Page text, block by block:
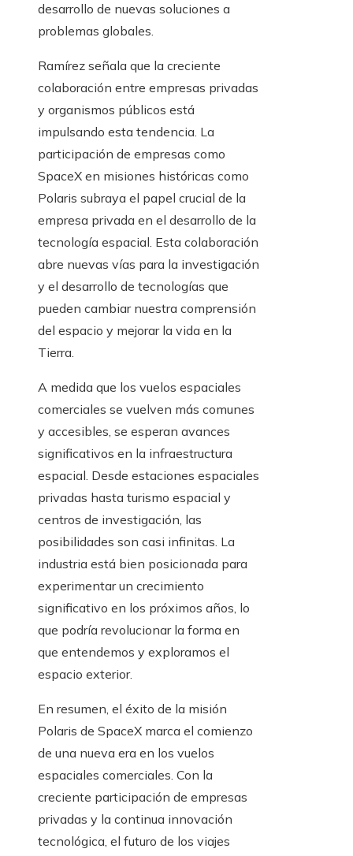
desarrollo de nuevas soluciones a
problemas globales.
Ramírez señala que la creciente
colaboración entre empresas privadas
y organismos públicos está
impulsando esta tendencia. La
participación de empresas como
SpaceX en misiones históricas como
Polaris subraya el papel crucial de la
empresa privada en el desarrollo de la
tecnología espacial. Esta colaboración
abre nuevas vías para la investigación
y el desarrollo de tecnologías que
pueden cambiar nuestra comprensión
del espacio y mejorar la vida en la
Tierra.
A medida que los vuelos espaciales
comerciales se vuelven más comunes
y accesibles, se esperan avances
significativos en la infraestructura
espacial. Desde estaciones espaciales
privadas hasta turismo espacial y
centros de investigación, las
posibilidades son casi infinitas. La
industria está bien posicionada para
experimentar un crecimiento
significativo en los próximos años, lo
que podría revolucionar la forma en
que entendemos y exploramos el
espacio exterior.
En resumen, el éxito de la misión
Polaris de SpaceX marca el comienzo
de una nueva era en los vuelos
espaciales comerciales. Con la
creciente participación de empresas
privadas y la continua innovación
tecnológica, el futuro de los viajes